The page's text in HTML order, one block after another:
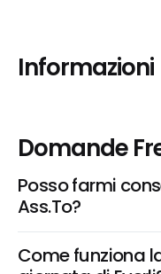
Informazioni
Domande
Posso farmi
Ass.To?
Come funziona